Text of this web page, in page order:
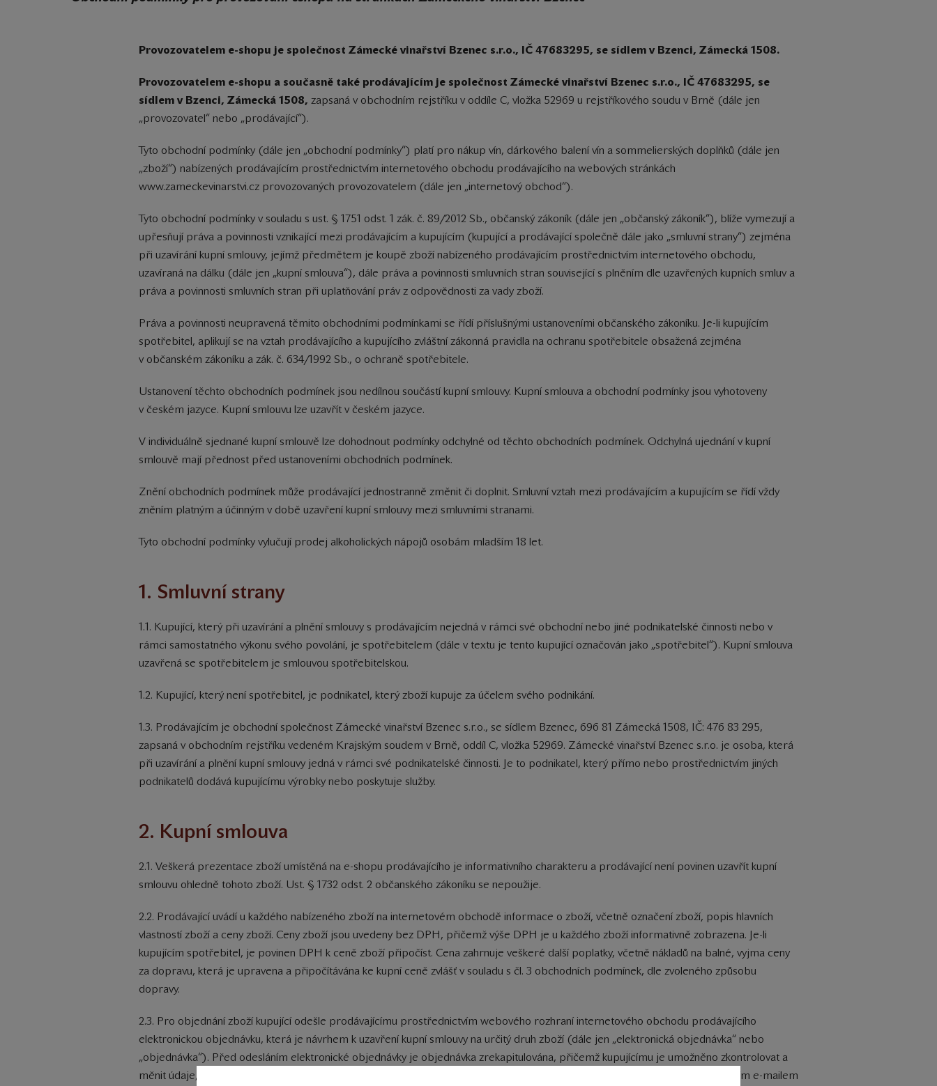
Provozovatelem e-shopu je společnost Zámecké vinařství Bzenec s.r.o., IČ 47683295, se sídlem v Bzenci, Zámecká 1508.
Provozovatelem e-shopu a současně také prodávajícím je společnost Zámecké vinařství Bzenec s.r.o., IČ 47683295, se
sídlem v Bzenci, Zámecká 1508, zapsaná v obchodním rejstříku v oddíle C, vložka 52969 u rejstříkového soudu v Brně (dále jen
„provozovatel“ nebo „prodávající“).
Tyto obchodní podmínky (dále jen „obchodní podmínky“) platí pro nákup vín, dárkového balení vín a sommelierských doplňků (dále jen
„zboží“) nabízených prodávajícím prostřednictvím internetového obchodu prodávajícího na webových stránkách
www.zameckevinarstvi.cz provozovaných provozovatelem (dále jen „internetový obchod“).
Tyto obchodní podmínky v souladu s ust. § 1751 odst. 1 zák. č. 89/2012 Sb., občanský zákoník (dále jen „občanský zákoník“), blíže vymezují a
upřesňují práva a povinnosti vznikající mezi prodávajícím a kupujícím (kupující a prodávající společně dále jako „smluvní strany“) zejména
při uzavírání kupní smlouvy, jejímž předmětem je koupě zboží nabízeného prodávajícím prostřednictvím internetového obchodu,
uzavíraná na dálku (dále jen „kupní smlouva“), dále práva a povinnosti smluvních stran související s plněním dle uzavřených kupních smluv a
práva a povinnosti smluvních stran při uplatňování práv z odpovědnosti za vady zboží.
Práva a povinnosti neupravená těmito obchodními podmínkami se řídí příslušnými ustanoveními občanského zákoníku. Je-li kupujícím
spotřebitel, aplikují se na vztah prodávajícího a kupujícího zvláštní zákonná pravidla na ochranu spotřebitele obsažená zejména
v občanském zákoníku a zák. č. 634/1992 Sb., o ochraně spotřebitele.
Ustanovení těchto obchodních podmínek jsou nedílnou součástí kupní smlouvy. Kupní smlouva a obchodní podmínky jsou vyhotoveny
v českém jazyce. Kupní smlouvu lze uzavřít v českém jazyce.
V individuálně sjednané kupní smlouvě lze dohodnout podmínky odchylné od těchto obchodních podmínek. Odchylná ujednání v kupní
smlouvě mají přednost před ustanoveními obchodních podmínek.
Znění obchodních podmínek může prodávající jednostranně změnit či doplnit. Smluvní vztah mezi prodávajícím a kupujícím se řídí vždy
zněním platným a účinným v době uzavření kupní smlouvy mezi smluvními stranami.
Tyto obchodní podmínky vylučují prodej alkoholických nápojů osobám mladším 18 let.
1. Smluvní strany
1.1. Kupující, který při uzavírání a plnění smlouvy s prodávajícím nejedná v rámci své obchodní nebo jiné podnikatelské činnosti nebo v
rámci samostatného výkonu svého povolání, je spotřebitelem (dále v textu je tento kupující označován jako „spotřebitel“). Kupní smlouva
uzavřená se spotřebitelem je smlouvou spotřebitelskou.
1.2. Kupující, který není spotřebitel, je podnikatel, který zboží kupuje za účelem svého podnikání.
1.3. Prodávajícím je obchodní společnost Zámecké vinařství Bzenec s.r.o., se sídlem Bzenec, 696 81 Zámecká 1508, IČ: 476 83 295,
zapsaná v obchodním rejstříku vedeném Krajským soudem v Brně, oddíl C, vložka 52969. Zámecké vinařství Bzenec s.r.o. je osoba, která
při uzavírání a plnění kupní smlouvy jedná v rámci své podnikatelské činnosti. Je to podnikatel, který přímo nebo prostřednictvím jiných
podnikatelů dodává kupujícímu výrobky nebo poskytuje služby.
2. Kupní smlouva
2.1. Veškerá prezentace zboží umístěná na e-shopu prodávajícího je informativního charakteru a prodávající není povinen uzavřít kupní
smlouvu ohledně tohoto zboží. Ust. § 1732 odst. 2 občanského zákoníku se nepoužije.
2.2. Prodávající uvádí u každého nabízeného zboží na internetovém obchodě informace o zboží, včetně označení zboží, popis hlavních
vlastností zboží a ceny zboží. Ceny zboží jsou uvedeny bez DPH, přičemž výše DPH je u každého zboží informativně zobrazena. Je-li
kupujícím spotřebitel, je povinen DPH k ceně zboží připočíst. Cena zahrnuje veškeré další poplatky, včetně nákladů na balné, vyjma ceny
za dopravu, která je upravena a připočítávána ke kupní ceně zvlášť v souladu s čl. 3 obchodních podmínek, dle zvoleného způsobu
dopravy.
2.3. Pro objednání zboží kupující odešle prodávajícímu prostřednictvím webového rozhraní internetového obchodu prodávajícího
elektronickou objednávku, která je návrhem k uzavření kupní smlouvy na určitý druh zboží (dále jen „elektronická objednávka“ nebo
„objednávka“). Před odesláním elektronické objednávky je objednávka zrekapitulována, přičemž kupujícímu je umožněno zkontrolovat a
měnit údaje, které kupující ve své objednávce uvedl. Přijetí objednávky prodávající neprodleně potvrdí kupujícímu informativním e-mailem